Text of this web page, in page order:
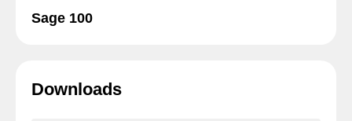
Sage 100
Downloads